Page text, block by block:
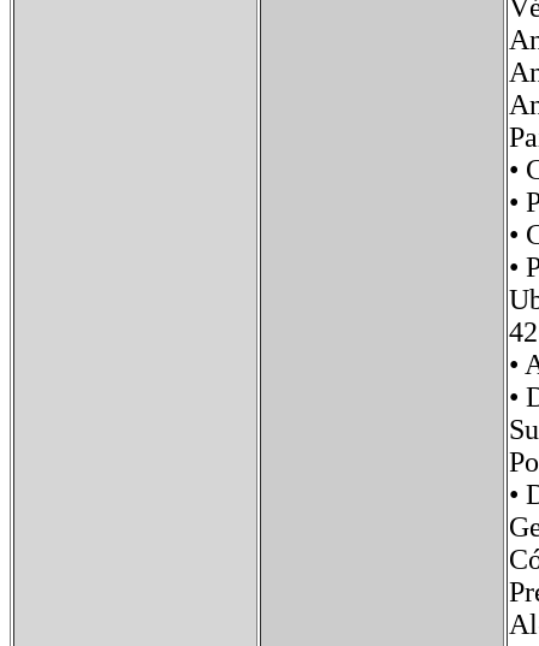
•
•
•
•
•
•
•